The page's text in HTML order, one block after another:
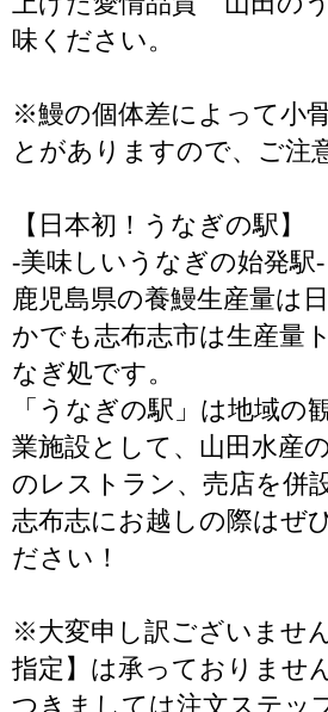
味ください。
※鰻の個体差によって小
とがありますので、ご注
【日本初！うなぎの駅】
-美味しいうなぎの始発駅-
鹿児島県の養鰻生産量は
かでも志布志市は生産量
なぎ処です。
「うなぎの駅」は地域の
業施設として、山田水産
のレストラン、売店を併
志布志にお越しの際はぜ
ださい！
※大変申し訳ございませ
指定】は承っておりませ
つきましては注文ステッ